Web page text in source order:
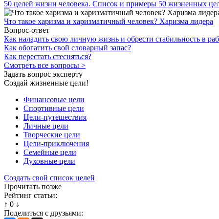
50 целей жизни человека. Список и примеры 50 жизненных
Что такое харизма и харизматичный человек? Харизма лидера
Вопрос-ответ
Как наладить свою личную жизнь и обрести стабильность в
Как обогатить свой словарный запас?
Как перестать стесняться?
Смотреть все вопросы >
Задать вопрос эксперту
Создай жизненные цели!
Финансовые цели
Спортивные цели
Цели-путешествия
Личные цели
Творческие цели
Цели-приключения
Семейные цели
Духовные цели
Создать свой список целей
Прочитать позже
Рейтинг статьи:
↑ 0 ↓
Поделиться с друзьями: